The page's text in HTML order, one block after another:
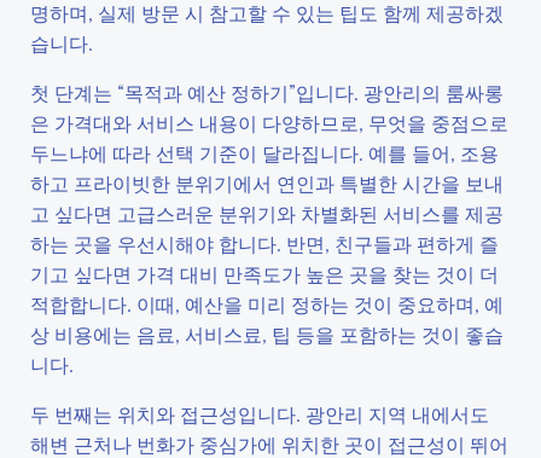
명하며, 실제 방문 시 참고할 수 있는 팁도 함께 제공하겠
습니다.
첫 단계는 “목적과 예산 정하기”입니다. 광안리의 룸싸롱
은 가격대와 서비스 내용이 다양하므로, 무엇을 중점으로
두느냐에 따라 선택 기준이 달라집니다. 예를 들어, 조용
하고 프라이빗한 분위기에서 연인과 특별한 시간을 보내
고 싶다면 고급스러운 분위기와 차별화된 서비스를 제공
하는 곳을 우선시해야 합니다. 반면, 친구들과 편하게 즐
기고 싶다면 가격 대비 만족도가 높은 곳을 찾는 것이 더
적합합니다. 이때, 예산을 미리 정하는 것이 중요하며, 예
상 비용에는 음료, 서비스료, 팁 등을 포함하는 것이 좋습
니다.
두 번째는 위치와 접근성입니다. 광안리 지역 내에서도
해변 근처나 번화가 중심가에 위치한 곳이 접근성이 뛰어